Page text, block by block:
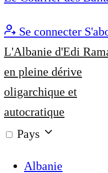
Se connecter
L'Albanie d'Edi
en pleine dérive
oligarchique et
autocratique
Pays
Albanie